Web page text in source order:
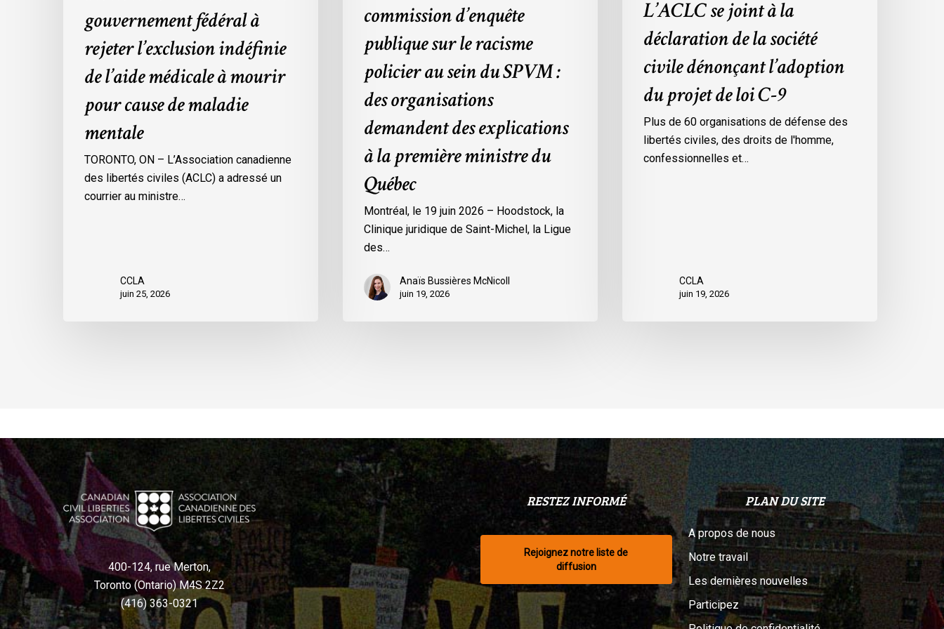
médicale
mourir
maladie
gouvernement fédéral à
rejeter l’exclusion indéfinie
de l’aide médicale à mourir
pour cause de maladie
mentale
TORONTO, ON – L’Association canadienne
des libertés civiles (ACLC) a adressé un
courrier au ministre…
CCLA
juin 25, 2026
organisations
demandent
explications
première
ministre
Québec
commission d’enquête
publique sur le racisme
policier au sein du SPVM :
des organisations
demandent des explications
à la première ministre du
Québec
Montréal, le 19 juin 2026 – Hoodstock, la
Clinique juridique de Saint-Michel, la Ligue
des…
Anaïs Bussières McNicoll
juin 19, 2026
L’ACLC se joint à la
déclaration de la société
civile dénonçant l’adoption
du projet de loi C-9
Plus de 60 organisations de défense des
libertés civiles, des droits de l'homme,
confessionnelles et…
CCLA
juin 19, 2026
400-124, rue Merton,
Toronto (Ontario) M4S 2Z2
(416) 363-0321
RESTEZ INFORMÉ
Rejoignez notre liste de
diffusion
PLAN DU SITE
A propos de nous
Notre travail
Les dernières nouvelles
Participez